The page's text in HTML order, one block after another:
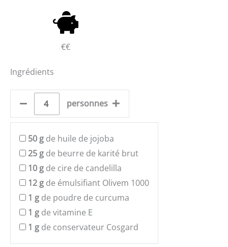
€€
Ingrédients
personnes
50 g de huile de jojoba
25 g de beurre de karité brut
10 g de cire de candelilla
12 g de émulsifiant Olivem 1000
1 g de poudre de curcuma
1 g de vitamine E
1 g de conservateur Cosgard